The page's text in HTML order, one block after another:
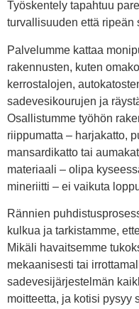
Työskentely tapahtuu
turvallisuuden että ripeän
Palvelumme kattaa
rakennusten, kuten
kerrostalojen,
sadevesikourujen ja
Osallistumme työhön
riippumatta – harjakatto,
mansardikatto tai
materiaali – olipa
mineriitti – ei vaikuta
Rännien
kulkua ja tarkistamme,
Mikäli havaitsemme
mekaanisesti tai
sadevesijärjestelmän
moitteetta, ja kotisi pysyy